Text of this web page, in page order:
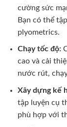
cường sức
Bạn có thể
plyometrics.
Chạy tốc độ:
cao và cải
nước rút,
Xây dựng kế
tập luyện cụ
phù hợp với